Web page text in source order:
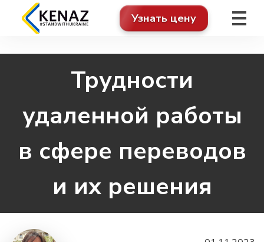
Узнать цену
Трудности
удаленной работы
в сфере переводов
и их решения